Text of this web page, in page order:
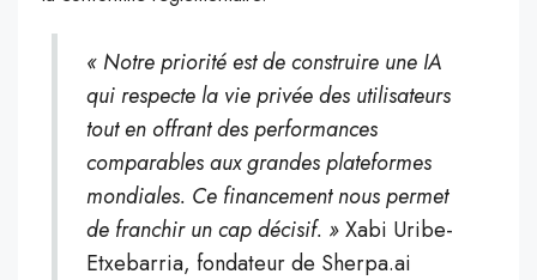
« Notre priorité est de construire une IA
qui respecte la vie privée des utilisateurs
tout en offrant des performances
comparables aux grandes plateformes
mondiales. Ce financement nous permet
de franchir un cap décisif. »Xabi Uribe-
Etxebarria, fondateur de Sherpa.ai